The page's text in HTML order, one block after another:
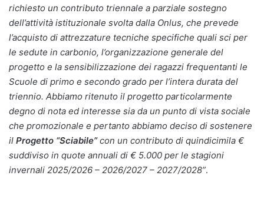
richiesto un contributo triennale a parziale sostegno
dell’attività istituzionale svolta dalla Onlus, che prevede
l’acquisto di attrezzature tecniche specifiche quali sci per
le sedute in carbonio, l’organizzazione generale del
progetto e la sensibilizzazione dei ragazzi frequentanti le
Scuole di primo e secondo grado per l’intera durata del
triennio. Abbiamo ritenuto il progetto particolarmente
degno di nota ed interesse sia da un punto di vista sociale
che promozionale e pertanto abbiamo deciso di sostenere
il Progetto “Sciabile”con un contributo di quindicimila €
suddiviso in quote annuali di € 5.000 per le stagioni
invernali 2025/2026 – 2026/2027 – 2027/2028”.